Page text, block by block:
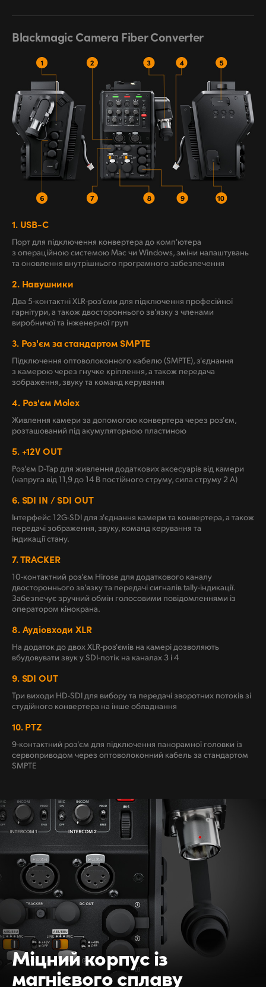
Blackmagic Camera Fiber Converter
1. USB-C
Порт для підключення конвертера до комп'ютера
з операційною системою Mac чи Windows, зміни налаштувань
та оновлення внутрішнього програмного забезпечення
2. Навушники
Два 5-контактні XLR-роз'єми для підключення професійної
гарнітури, а також двостороннього зв'язку з членами
виробничої та інженерної груп
3. Роз'єм за стандартом SMPTE
Підключення оптоволоконного кабелю (SMPTE), з'єднання
з камерою через гнучке кріплення, а також передача
зображення, звуку та команд керування
4. Роз'єм Molex
Живлення камери за допомогою конвертера через роз'єм,
розташований під акумуляторною пластиною
5.+12V OUT
Роз'єм D-Tap для живлення додаткових аксесуарів від камери
(напруга від 11,9 до 14 В постійного струму, сила струму 2 А)
6.SDI IN / SDI OUT
Інтерфейс 12G-SDI для з'єднання камери та конвертера, а також
передачі зображення, звуку, команд керування та
індикації стану.
7.TRACKER
10-контактний роз'єм Hirose для додаткового каналу
двостороннього зв'язку та передачі сигналів tally-індикації.
Забезпечує зручний обмін голосовими повідомленнями із
оператором кінокрана.
8.Аудіовходи XLR
На додаток до двох XLR-роз'ємів на камері дозволяють
вбудовувати звук у SDI-потік на каналах 3 і 4
9.SDI OUT
Три виходи HD-SDI для вибору та передачі зворотних потоків зі
студійного конвертера на інше обладнання
10.PTZ
9-контактний роз'єм для підключення панорамної головки із
сервоприводом через оптоволоконний кабель за стандартом
SMPTE
Міцний корпусіз
магнієвого сплаву